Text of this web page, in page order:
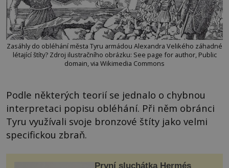
Zasáhly do obléhání města Tyru armádou Alexandra Velikého záhadné
létající štíty? Zdroj ilustračního obrázku: See page for author, Public
domain, via Wikimedia Commons
Podle některých teorií se jednalo o chybnou
interpretaci popisu obléhání. Při něm obránci
Tyru využívali svoje bronzové štíty jako velmi
specifickou zbraň.
První sluchátka Hermés